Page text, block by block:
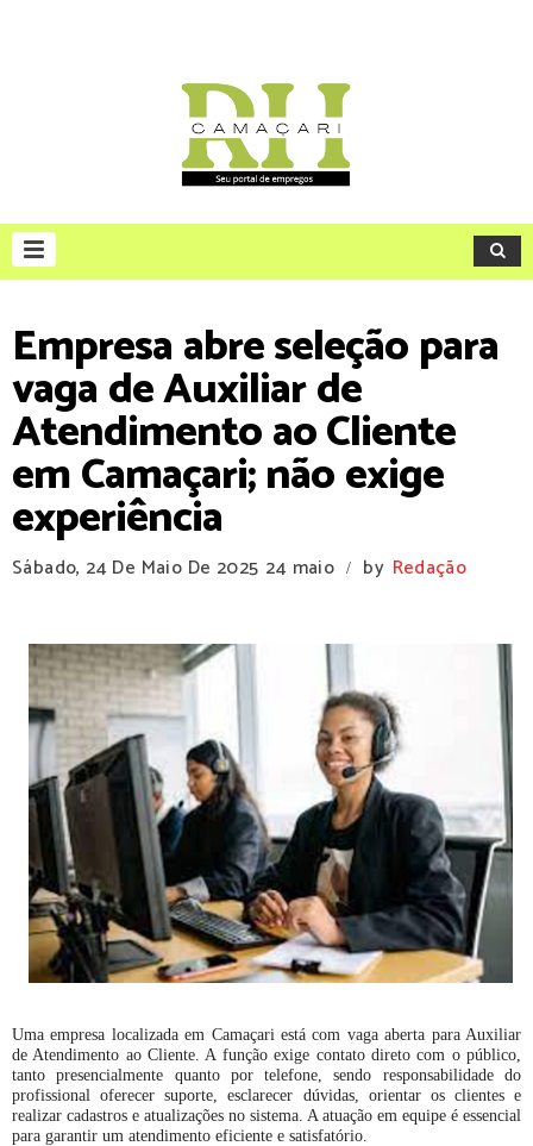
Empresa abre seleção para
vaga de Auxiliar de
Atendimento ao Cliente
em Camaçari; não exige
experiência
Sábado, 24 De Maio De 2025 24 maio / by Redação
Uma empresa localizada em Camaçari está com vaga aberta para Auxiliar
de Atendimento ao Cliente. A função exige contato direto com o público,
tanto presencialmente quanto por telefone, sendo responsabilidade do
profissional oferecer suporte, esclarecer dúvidas, orientar os clientes e
realizar cadastros e atualizações no sistema. A atuação em equipe é essencial
para garantir um atendimento eficiente e satisfatório.